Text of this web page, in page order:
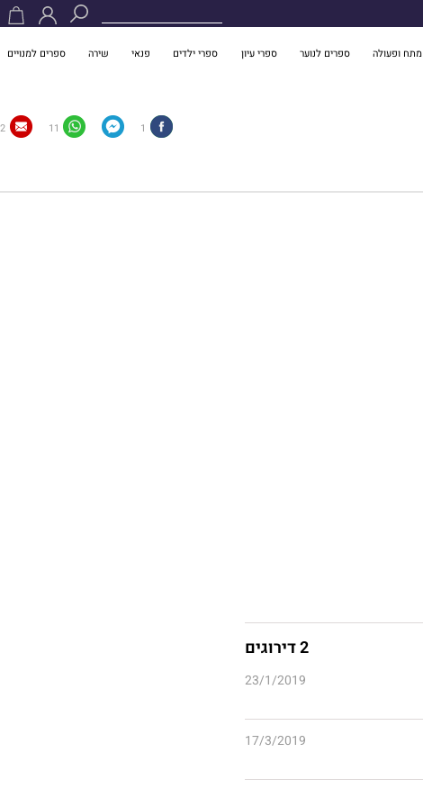
מתח ופעולה ספרים לנוער ספרי עיון ספרי ילדים פנאי שירה ספרים למנויים
1
11
2
2 דירוגים
23/1/2019
17/3/2019